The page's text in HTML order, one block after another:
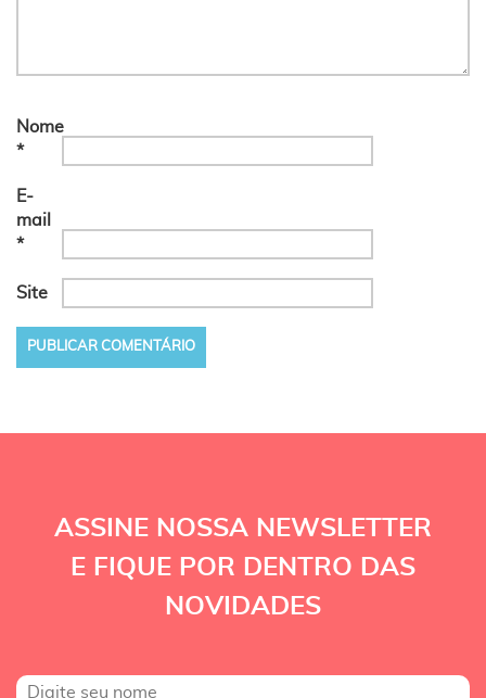
Nome
*
E-
mail
*
Site
ASSINE NOSSA NEWSLETTER
E FIQUE POR DENTRO DAS
NOVIDADES